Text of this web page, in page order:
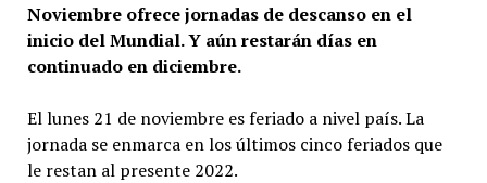
Noviembre ofrece jornadas de descanso en el
inicio del Mundial. Y aún restarán días en
continuado en diciembre.
El lunes 21 de noviembre es feriado a nivel país. La
jornada se enmarca en los últimos cinco feriados que
le restan al presente 2022.